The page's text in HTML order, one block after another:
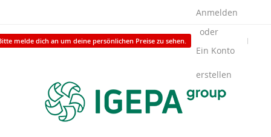
melde dich an um deine persönlichen Preise zu sehen.
Anmelden
Ein Konto
erstellen